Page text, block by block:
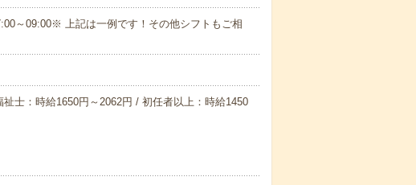
～09:00※ 上記は一例です！その他シフトもご相
士：時給1650円～2062円 / 初任者以上：時給1450